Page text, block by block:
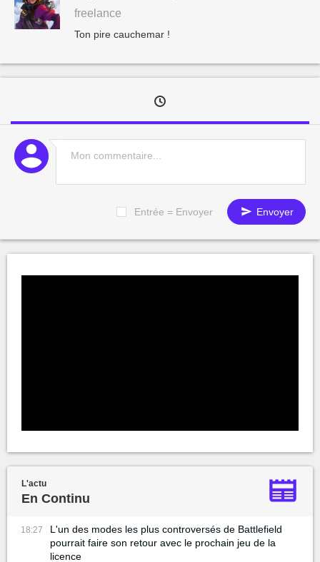
freelance
Ton pire cauchemar !
Entrée = Envoyer Envoyer
L'actu
En Continu
18:27
L'un des modes les plus controversés de Battlefield
pourrait faire son retour avec le prochain jeu de la
licence